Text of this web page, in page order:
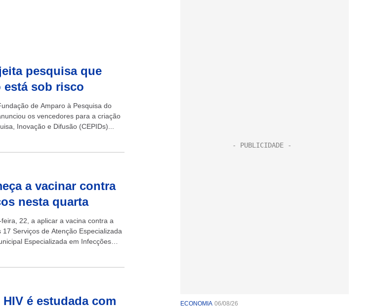
pesquisa que
está sob risco
de Amparo à Pesquisa do
os vencedores para a criação
Inovação e Difusão (CEPIDs)...
a vacinar contra
nesta quarta
22, a aplicar a vacina contra a
Serviços de Atenção Especializada
Especializada em Infecções
HIV é estudada com
ECONOMIA 06/08/26